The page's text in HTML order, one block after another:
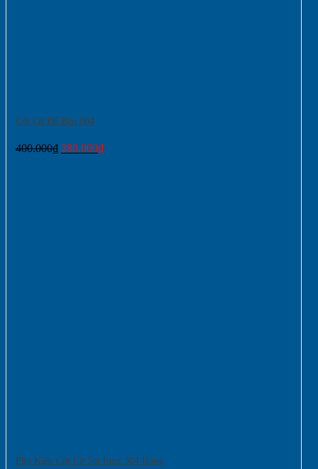
Cột Cờ Để Bàn 004
400.000₫ Giá
380.000₫Giá
Phụ Kiện Cột Cờ 5m Inox 304 Bóng